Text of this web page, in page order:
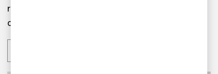
rapporteringsstandard (VS) för företag som inte
omfattas av CSRD.